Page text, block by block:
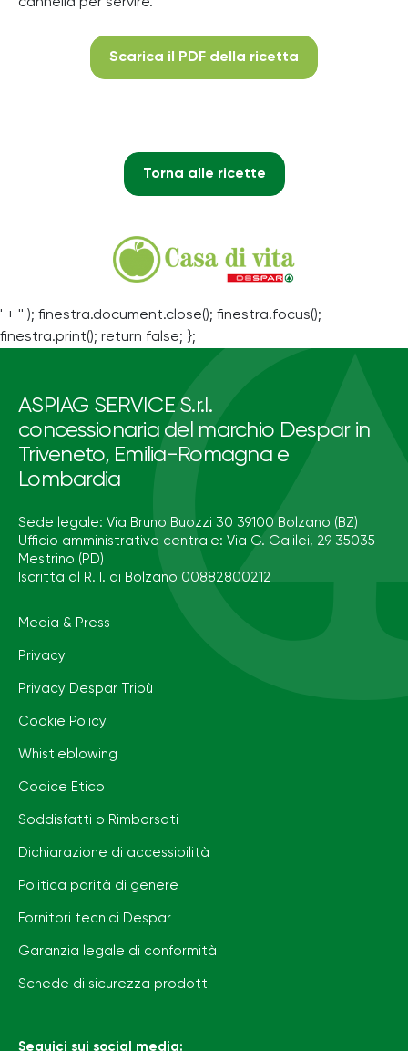
Scarica il PDF della ricetta
Torna alle ricette
' + '' ); finestra.document.close(); finestra.focus();
finestra.print(); return false; };
ASPIAG SERVICE S.r.l.
concessionaria del marchio Despar in
Triveneto, Emilia-Romagna e
Lombardia
Sede legale: Via Bruno Buozzi 30 39100 Bolzano (BZ)
Ufficio amministrativo centrale: Via G. Galilei, 29 35035
Mestrino (PD)
Iscritta al R. I. di Bolzano 00882800212
Media & Press
Privacy
Privacy Despar Tribù
Cookie Policy
Whistleblowing
Codice Etico
Soddisfatti o Rimborsati
Dichiarazione di accessibilità
Politica parità di genere
Fornitori tecnici Despar
Garanzia legale di conformità
Schede di sicurezza prodotti
Seguici sui social media: